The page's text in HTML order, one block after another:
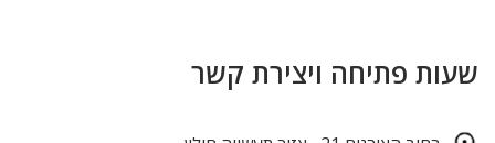
שעות פתיחה ויצירת קשר